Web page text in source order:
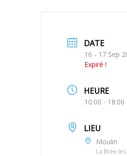
DATE
16 - 17 Sep
Expiré !
HEURE
10:00 - 18:00
LIEU
Moulin
La Brée